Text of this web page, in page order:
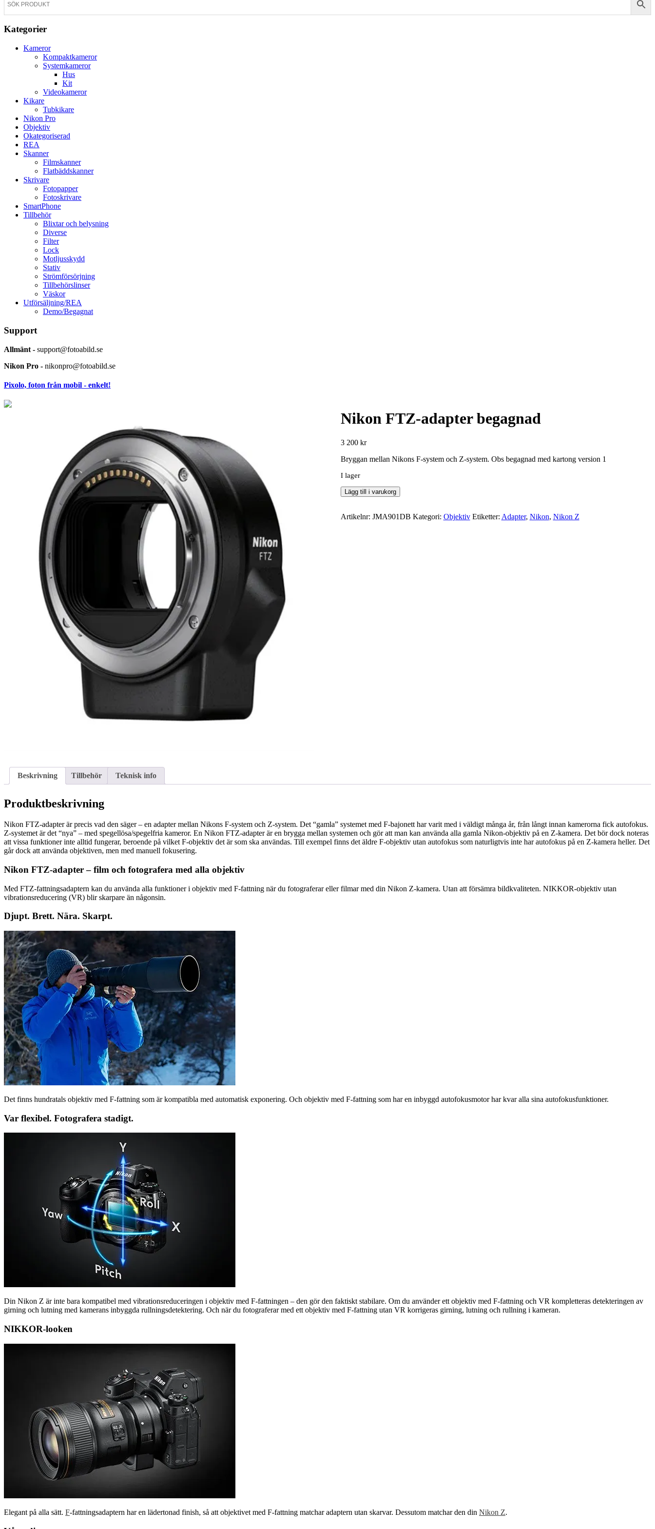
Kategorier
Kameror
Kompaktkameror
Systemkameror
Hus
Kit
Videokameror
Kikare
Tubkikare
Nikon Pro
Objektiv
Okategoriserad
REA
Skanner
Filmskanner
Flatbäddskanner
Skrivare
Fotopapper
Fotoskrivare
SmartPhone
Tillbehör
Blixtar och belysning
Diverse
Filter
Lock
Motljusskydd
Stativ
Strömförsörjning
Tillbehörslinser
Väskor
Utförsäljning/REA
Demo/Begagnat
Support
Allmänt - support@fotoabild.se
Nikon Pro - nikonpro@fotoabild.se
Pixolo, foton från mobil - enkelt!
Nikon FTZ-adapter begagnad
3 200 kr
Bryggan mellan Nikons F-system och Z-system. Obs begagnad med kartong version 1
I lager
Nikon
FTZ-
begagnad
Lägg till i varukorg
Artikelnr: JMA901DB Kategori: Objektiv Etiketter: Adapter, Nikon, Nikon Z
Beskrivning Tillbehör Teknisk info
Produktbeskrivning
Nikon FTZ-adapter är precis vad den säger – en adapter mellan Nikons F-system och Z-system. Det “gamla” systemet med F-bajonett har varit med i väldigt många år, från långt innan kamerorna fick autofokus.
Z-systemet är det “nya” – med spegellösa/spegelfria kameror. En Nikon FTZ-adapter är en brygga mellan systemen och gör att man kan använda alla gamla Nikon-objektiv på en Z-kamera. Det bör dock noteras
att vissa funktioner inte alltid fungerar, beroende på vilket F-objektiv det är som ska användas. Till exempel finns det äldre F-objektiv utan autofokus som naturligtvis inte har autofokus på en Z-kamera heller. Det
går dock att använda objektiven, men med manuell fokusering.
Nikon FTZ-adapter – film och fotografera med alla objektiv
Med FTZ-fattningsadaptern kan du använda alla funktioner i objektiv med F-fattning när du fotograferar eller filmar med din Nikon Z-kamera. Utan att försämra bildkvaliteten. NIKKOR-objektiv utan
vibrationsreducering (VR) blir skarpare än någonsin.
Djupt. Brett. Nära. Skarpt.
Det finns hundratals objektiv med F-fattning som är kompatibla med automatisk exponering. Och objektiv med F-fattning som har en inbyggd autofokusmotor har kvar alla sina autofokusfunktioner.
Var flexibel. Fotografera stadigt.
Din Nikon Z är inte bara kompatibel med vibrationsreduceringen i objektiv med F-fattningen – den gör den faktiskt stabilare. Om du använder ett objektiv med F-fattning och VR kompletteras detekteringen av
girning och lutning med kamerans inbyggda rullningsdetektering. Och när du fotograferar med ett objektiv med F-fattning utan VR korrigeras girning, lutning och rullning i kameran.
NIKKOR-looken
Elegant på alla sätt. F-fattningsadaptern har en lädertonad finish, så att objektivet med F-fattning matchar adaptern utan skarvar. Dessutom matchar den din Nikon Z.